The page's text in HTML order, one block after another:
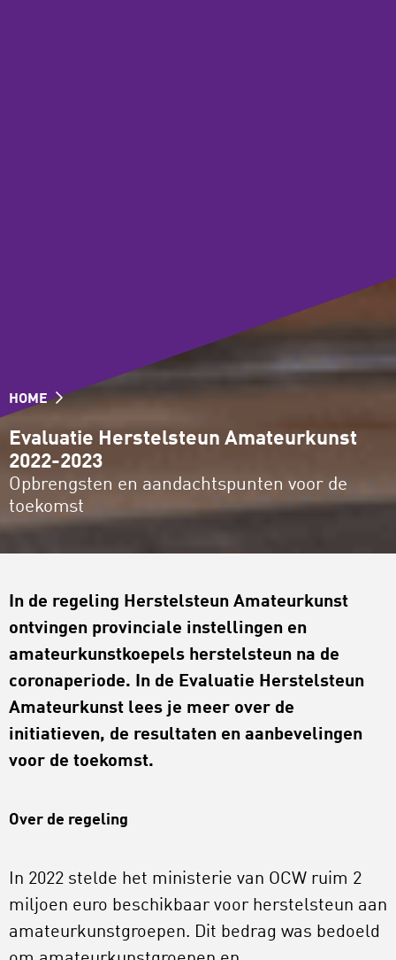
HOME
Evaluatie Herstelsteun Amateurkunst
2022-2023
Opbrengsten en aandachtspunten voor de
toekomst
In de regeling Herstelsteun Amateurkunst
ontvingen provinciale instellingen en
amateurkunstkoepels herstelsteun na de
coronaperiode. In de Evaluatie Herstelsteun
Amateurkunst lees je meer over de
initiatieven, de resultaten en aanbevelingen
voor de toekomst.
Over de regeling
In 2022 stelde het ministerie van OCW ruim 2
miljoen euro beschikbaar voor herstelsteun aan
amateurkunstgroepen. Dit bedrag was bedoeld